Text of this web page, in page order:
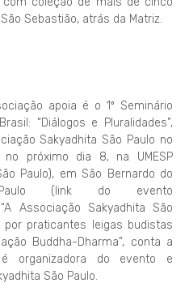
Sebastião, atrás da Matriz.
apoia é o 1º Seminário
“Diálogos e Pluralidades”,
Sakyadhita São Paulo no
no próximo dia 8, na UMESP
Paulo), em São Bernardo do
(link do evento
Associação Sakyadhita São
praticantes leigas budistas
Buddha-Dharma”, conta a
organizadora do evento e
São Paulo.